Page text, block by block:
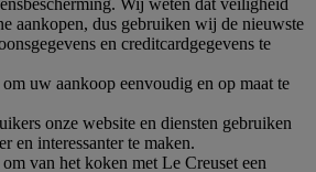
aankopen, dus gebruiken wij de nieuwste
en creditcardgegevens te
uw aankoop eenvoudig en op maat te
onze website en diensten gebruiken
en interessanter te maken.
van het koken met Le Creuset een